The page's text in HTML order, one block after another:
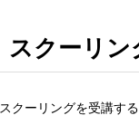
スクーリン
スクーリングを受講す